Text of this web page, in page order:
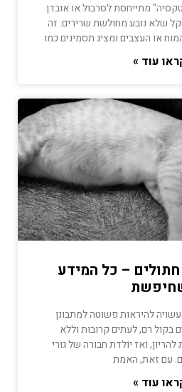
מתייחסת לסרבול או אובדן
שלא נובע מחולשת שרירים. זה
או העצבים ומציג תסמינים כמו
עוד »
חתולים – כל המידע
להיראות פשוטה למתבונן
בקול רם, לעתים קרובות וללא
ואז יולדת חבורה של גורי
עם זאת, האמת
עוד »